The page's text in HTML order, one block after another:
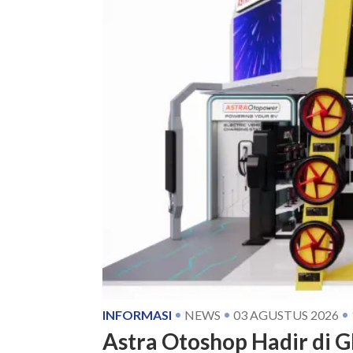
INFORMASI NEWS 03 AGUSTUS 2026
Astra Otoshop Hadir di